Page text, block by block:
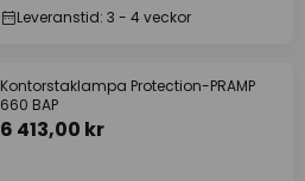
Leveranstid: 3 - 4 veckor
Kontorstaklampa Protection-PRAMP
660 BAP
6 413,00 kr